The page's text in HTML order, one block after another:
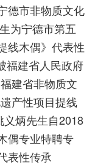
德市非物质文化
为宁德市第五
线木偶》代表性
福建省人民政府
建省非物质文
产性项目提线
炳先生自2018
偶专业特聘专
表性传承